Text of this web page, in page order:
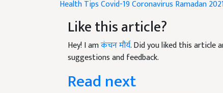
Like this article?
Hey! I amकंचन मौर्य. Did you liked this article
suggestions and feedback.
Read next